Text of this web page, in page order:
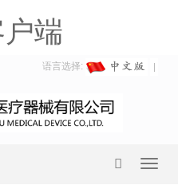
端
语言选择: